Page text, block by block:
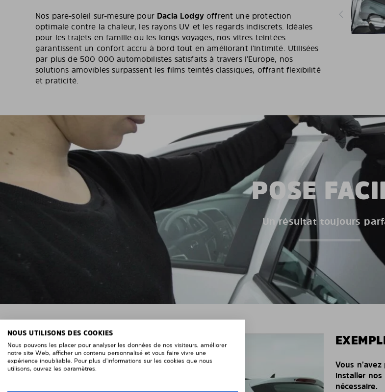
Nos pare-soleil sur-mesure pour Dacia Lodgyoffrent une protection
optimale contre la chaleur, les rayons UV et les regards indiscrets. Idéales
pour les trajets en famille ou les longs voyages, nos vitres teintées
garantissent un confort accru à bord tout en améliorant l’intimité. Utilisées
par plus de 500 000 automobilistes satisfaits à travers l’Europe, nos
solutions amovibles surpassent les films teintés classiques, offrant flexibilité
et praticité.
POSE
Un résultat toujours
Vous
installer nos
nécessaire.
NOUS UTILISONS DES COOKIES
Nous pouvons les placer pour analyser les données de nos visiteurs, améliorer
notre site Web, afficher un contenu personnalisé et vous faire vivre une
expérience inoubliable. Pour plus d'informations sur les cookies que nous
utilisons, ouvrez les paramètres.